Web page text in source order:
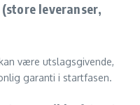
leveranser,
være utslagsgivende,
garanti i startfasen.